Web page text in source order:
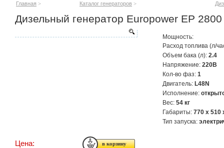
Главная > Каталог генераторов >
Дизельный генератор Europower EP 2800
Мощность:
Расход топлива (л/
Объем бака (л): 2.4
Напряжение: 220В
Кол-во фаз: 1
Двигатель: L48N
Исполнение:
Вес: 54 кг
Габариты: 770 x 510
Тип запуска:
Цена: